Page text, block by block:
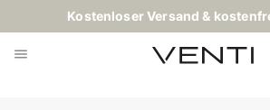
Kostenloser Versand &